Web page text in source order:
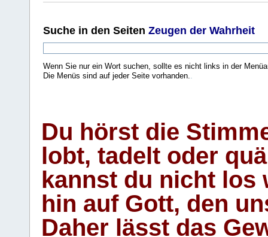
Suche in den Seiten Zeugen der Wahrheit
Wenn Sie nur ein Wort suchen, sollte es nicht links in der
Die Menüs sind auf jeder Seite vorhanden..
Du hörst die
lobt, tadelt oder
kannst du nicht los
hin auf Gott, den
Daher lässt das